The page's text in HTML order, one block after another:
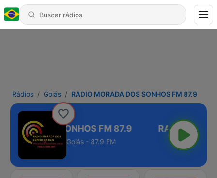
Rádios Goiás RADIO MORADA DOS SONHOS FM 87.9
DOS SONHOS FM 87.9
Goiás - 87.9 FM